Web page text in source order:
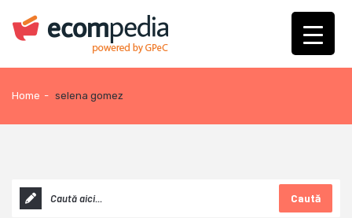
Home - selena gomez
Caută